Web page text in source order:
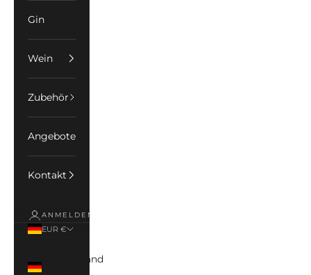
Gin
Wein
Zubehör
Angebote
Kontakt
ANMELDEN
EUR €
Deutschland